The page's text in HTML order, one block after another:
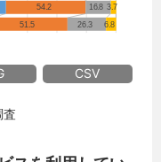
CSV
査